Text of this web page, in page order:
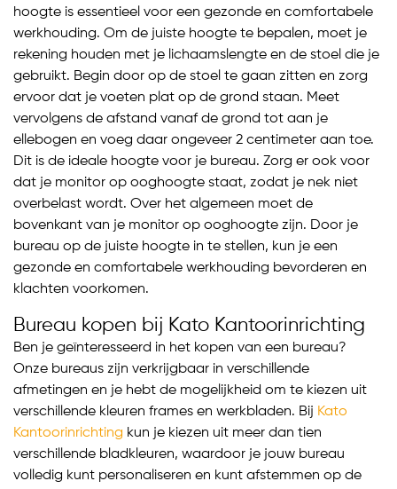
hoogte is essentieel voor een gezonde en comfortabele
werkhouding. Om de juiste hoogte te bepalen, moet je
rekening houden met je lichaamslengte en de stoel die je
gebruikt. Begin door op de stoel te gaan zitten en zorg
ervoor dat je voeten plat op de grond staan. Meet
vervolgens de afstand vanaf de grond tot aan je
ellebogen en voeg daar ongeveer 2 centimeter aan toe.
Dit is de ideale hoogte voor je bureau. Zorg er ook voor
dat je monitor op ooghoogte staat, zodat je nek niet
overbelast wordt. Over het algemeen moet de
bovenkant van je monitor op ooghoogte zijn. Door je
bureau op de juiste hoogte in te stellen, kun je een
gezonde en comfortabele werkhouding bevorderen en
klachten voorkomen.
Bureau kopen bij Kato Kantoorinrichting
Ben je geïnteresseerd in het kopen van een bureau?
Onze bureaus zijn verkrijgbaar in verschillende
afmetingen en je hebt de mogelijkheid om te kiezen uit
verschillende kleuren frames en werkbladen. Bij Kato
Kantoorinrichting kun je kiezen uit meer dan tien
verschillende bladkleuren, waardoor je jouw bureau
volledig kunt personaliseren en kunt afstemmen op de